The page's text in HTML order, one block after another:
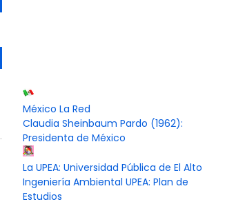
México La Red
Claudia Sheinbaum Pardo (1962):
Presidenta de México
La UPEA: Universidad Pública de El Alto
Ingeniería Ambiental UPEA: Plan de
Estudios